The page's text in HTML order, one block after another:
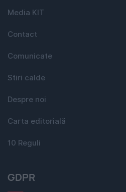
Media KIT
Contact
Comunicate
Stiri calde
Despre noi
Carta editorială
10 Reguli
GDPR